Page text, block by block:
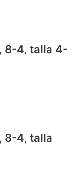
8-4, talla 4-
8-4, talla